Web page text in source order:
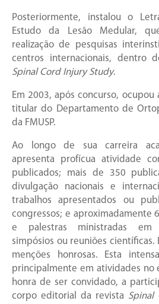
Posteriormente, instalou o
Estudo da Lesão Medular,
realização de pesquisas
centros internacionais, dentro
Spinal Cord Injury Study.
Em 2003, após concurso,
titular do Departamento de
da FMUSP.
Ao longo de sua carreira
apresenta profícua atividade
publicados; mais de 350
divulgação nacionais e
trabalhos apresentados ou
congressos; e aproximadamente
e palestras ministradas em
simpósios ou reuniões científicas.
menções honrosas. Esta
principalmente em atividades no
honra de ser convidado, a
corpo editorial da revista Spinal